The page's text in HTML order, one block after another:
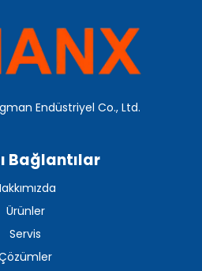
Endüstriyel Co., Ltd.
Bağlantılar
Ürünler
Servis